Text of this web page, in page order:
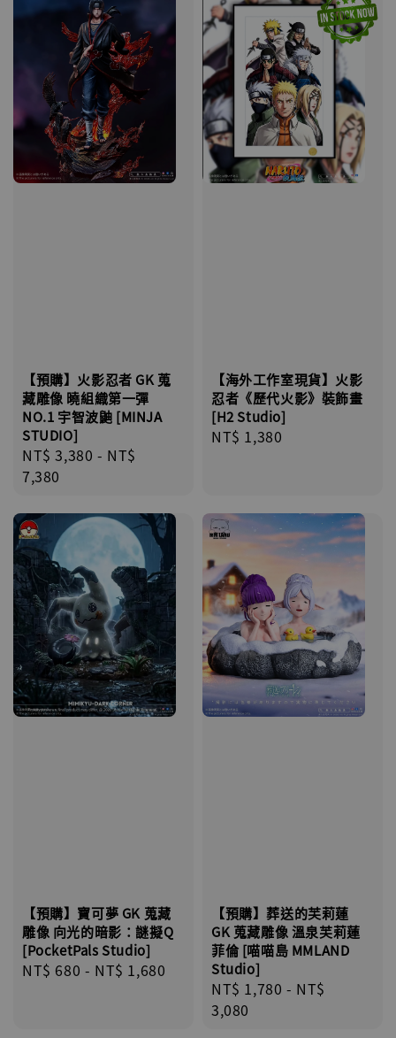
【預購】火影忍者 GK 蒐
藏雕像 曉組織第一彈
NO.1 宇智波鼬 [MINJA
STUDIO]
Regular
price
NT$ 3,380 - NT$
7,380
【海外工作室現貨】火影
忍者《歷代火影》裝飾畫
[H2 Studio]
Regular
NT$ 1,380
【預購】寶可夢 GK 蒐藏
雕像 向光的暗影：謎擬Q
[PocketPals Studio]
Regular
NT$ 680 - NT$ 1,680
【預購】葬送的芙莉蓮
GK 蒐藏雕像 溫泉芙莉蓮
菲倫 [喵喵島 MMLAND
St​​udio]
Regular
price
NT$ 1,780 - NT$
3,080